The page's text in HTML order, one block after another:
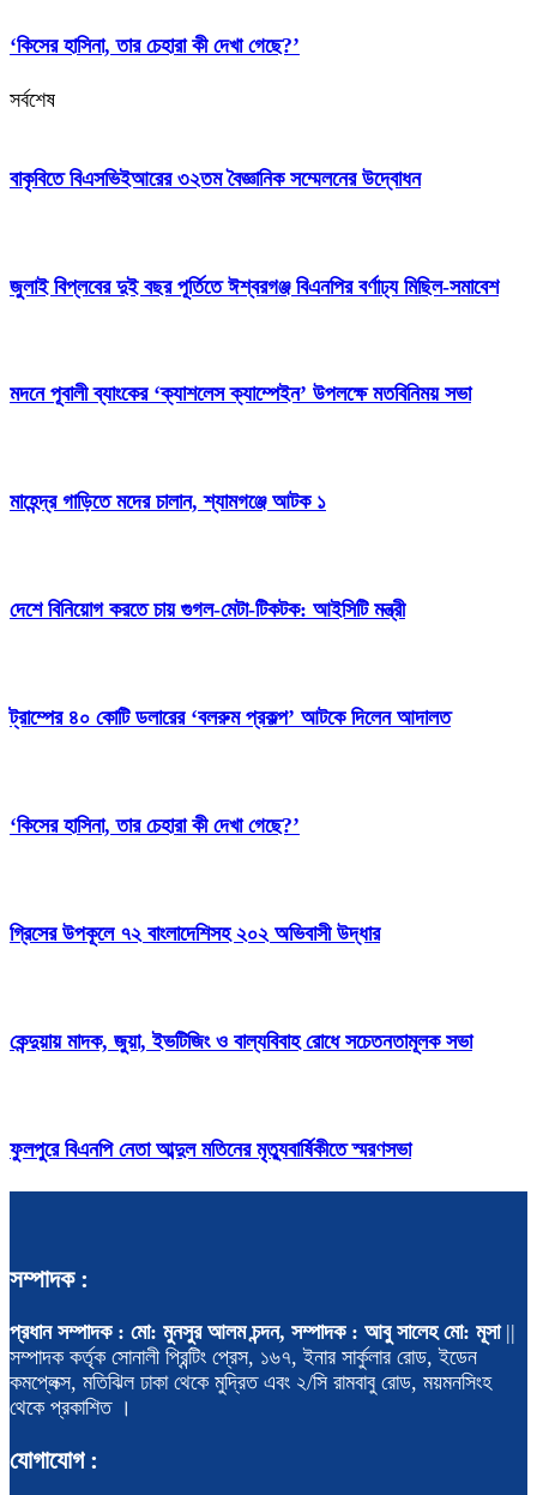
‘কিসের হাসিনা, তার চেহারা কী দেখা গেছে?’
সর্বশেষ
বাকৃবিতে বিএসভিইআরের ৩২তম বৈজ্ঞানিক সম্মেলনের উদ্বোধন
জুলাই বিপ্লবের দুই বছর পূর্তিতে ঈশ্বরগঞ্জ বিএনপির বর্ণাঢ্য মিছিল-সমাবেশ
মদনে পূবালী ব্যাংকের ‘ক্যাশলেস ক্যাম্পেইন’ উপলক্ষে মতবিনিময় সভা
মাহেন্দ্র গাড়িতে মদের চালান, শ্যামগঞ্জে আটক ১
দেশে বিনিয়োগ করতে চায় গুগল-মেটা-টিকটক: আইসিটি মন্ত্রী
ট্রাম্পের ৪০ কোটি ডলারের ‘বলরুম প্রকল্প’ আটকে দিলেন আদালত
‘কিসের হাসিনা, তার চেহারা কী দেখা গেছে?’
গ্রিসের উপকূলে ৭২ বাংলাদেশিসহ ২০২ অভিবাসী উদ্ধার
কেন্দুয়ায় মাদক, জুয়া, ইভটিজিং ও বাল্যবিবাহ রোধে সচেতনতামূলক সভা
ফুলপুরে বিএনপি নেতা আব্দুল মতিনের মৃত্যুবার্ষিকীতে স্মরণসভা
সম্পাদক :
প্রধান সম্পাদক : মো: মুনসুর আলম চন্দন, সম্পাদক : আবু সালেহ মো: মূসা||
সম্পাদক কর্তৃক সোনালী প্রিন্টিং প্রেস, ১৬৭, ইনার সার্কুলার রোড, ইডেন
কমপ্লেক্স, মতিঝিল ঢাকা থেকে মুদ্রিত এবং ২/সি রামবাবু রোড, ময়মনসিংহ
থেকে প্রকাশিত ।
যোগাযোগ :